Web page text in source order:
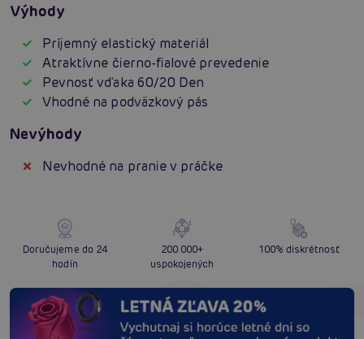
Výhody
Príjemný elastický materiál
Atraktívne čierno-fialové prevedenie
Pevnosť vďaka 60/20 Den
Vhodné na podväzkový pás
Nevýhody
Nevhodné na pranie v práčke
Doručujeme do 24
hodín
200 000+
uspokojených
100% diskrétnosť